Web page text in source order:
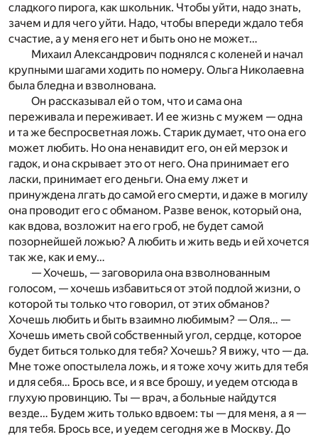
сладкого пирога, как школьник. Чтобы уйти, надо знать,
зачем и для чего уйти. Надо, чтобы впереди ждало тебя
счастие, а у меня его нет и быть оно не может…
Михаил Александрович поднялся с коленей и начал
крупными шагами ходить по номеру. Ольга Николаевна
была бледна и взволнована.
Он рассказывал ей о том, что и сама она
переживала и переживает. И ее жизнь с мужем — одна
и та же беспросветная ложь. Старик думает, что она его
может любить. Но она ненавидит его, он ей мерзок и
гадок, и она скрывает это от него. Она принимает его
ласки, принимает его деньги. Она ему лжет и
принуждена лгать до самой его смерти, и даже в могилу
она проводит его с обманом. Разве венок, который она,
как вдова, возложит на его гроб, не будет самой
позорнейшей ложью? А любить и жить ведь и ей хочется
так же, как и ему…
— Хочешь, — заговорила она взволнованным
голосом, — хочешь избавиться от этой подлой жизни, о
которой ты только что говорил, от этих обманов?
Хочешь любить и быть взаимно любимым? — Оля… —
Хочешь иметь свой собственный угол, сердце, которое
будет биться только для тебя? Хочешь? Я вижу, что — да.
Мне тоже опостылела ложь, и я тоже хочу жить для тебя
и для себя… Брось все, и я все брошу, и уедем отсюда в
глухую провинцию. Ты — врач, а больные найдутся
везде… Будем жить только вдвоем: ты — для меня, а я —
для тебя. Брось все, и уедем сегодня же в Москву. До